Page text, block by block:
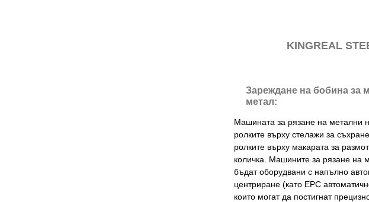
KINGREAL
Зареждане на бобина за
метал:
Машината за рязане на метални
ролките върху стелажи за
ролките върху макарата за
количка. Машините за рязане на
бъдат оборудвани с напълно
центриране (като EPC
които могат да постигнат